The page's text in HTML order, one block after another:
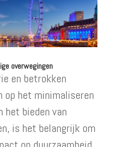
overwegingen
en betrokken
het minimaliseren
het bieden van
is het belangrijk om